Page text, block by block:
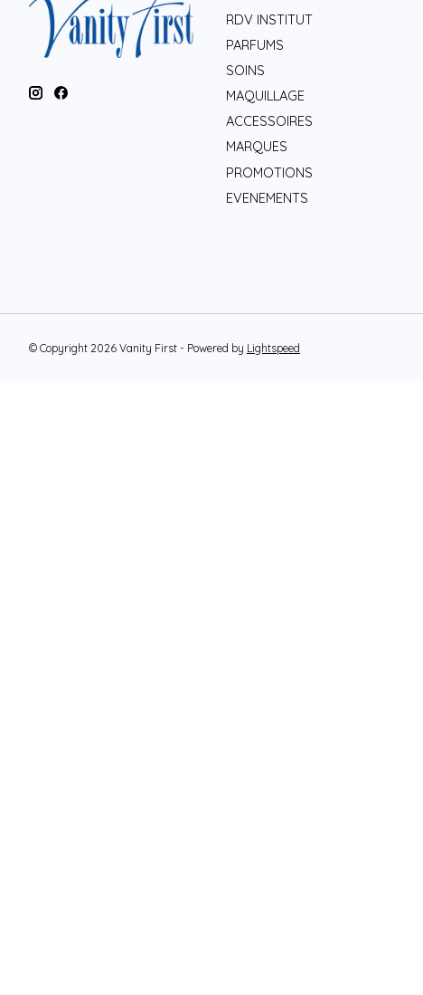
RDV INSTITUT
PARFUMS
SOINS
MAQUILLAGE
ACCESSOIRES
MARQUES
PROMOTIONS
EVENEMENTS
© Copyright 2026 Vanity First - Powered by Lightspeed